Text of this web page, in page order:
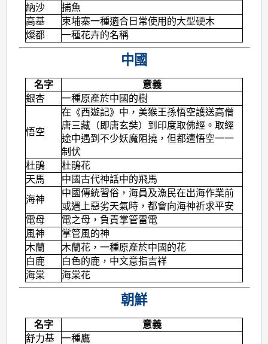
納沙
捕魚
高基
柬埔寨一種適合日常使用的大型硬木
燦都
一種花卉的名稱
中國
名字
意義
銀杏
一種原產於中國的樹
悟空
在《西遊記》中，美猴王孫悟空護送高僧
唐三藏（即唐玄奘）到印度取佛經。取經
途中遇到不少妖魔阻撓，但都遭悟空一一
制伏
杜鵑
杜鵑花
天馬
中國古代神話中的飛馬
海神
中國傳統習俗，海員及漁民在出海作業前
或遇上惡劣天氣時，都會向海神祈求平安
電母
電之母，負責掌管雷電
風神
掌管風的神
木蘭
木蘭花，一種原產於中國的花
白鹿
白色的鹿，中文意指吉祥
海棠
海棠花
朝鮮
名字
意義
舒力基
一種鷹